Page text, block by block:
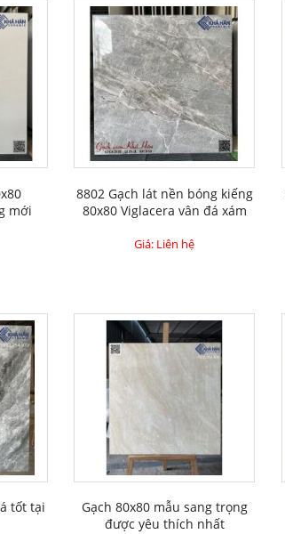
mới
8802 Gạch lát nền bóng kiếng
80x80 Viglacera vân đá xám
Giá: Liên hệ
tốt tại
Gạch 80x80 mẫu sang trọng
được yêu thích nhất